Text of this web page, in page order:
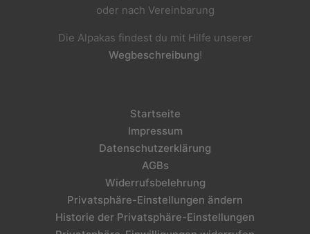
oder nach Vereinbarung
Die Alpakas findest du mit Hilfe unserer
Wegbeschreibung!
Startseite
Impressum
Datenschutzerklärung
AGBs
Widerrufsbelehrung
Privatsphäre-Einstellungen ändern
Historie der Privatsphäre-Einstellungen